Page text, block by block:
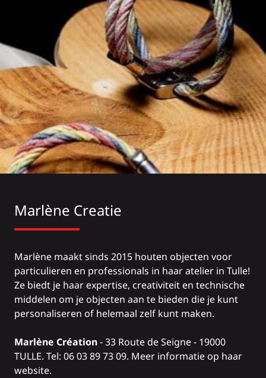
Marlène Creatie
Marlène maakt sinds 2015 houten objecten voor
particulieren en professionals in haar atelier in Tulle!
Ze biedt je haar expertise, creativiteit en technische
middelen om je objecten aan te bieden die je kunt
personaliseren of helemaal zelf kunt maken.
Marlène Création- 33 Route de Seigne - 19000
TULLE. Tel: 06 03 89 73 09. Meer informatie op haar
website.